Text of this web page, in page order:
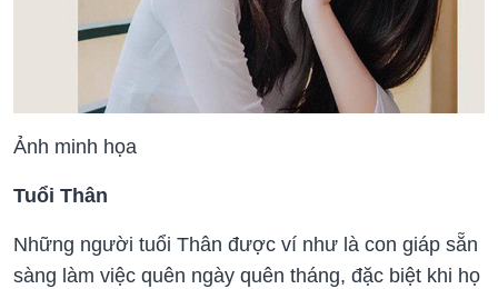
Ảnh minh họa
Tuổi Thân
Những người tuổi Thân được ví như là con giáp sẵn
sàng làm việc quên ngày quên tháng, đặc biệt khi họ